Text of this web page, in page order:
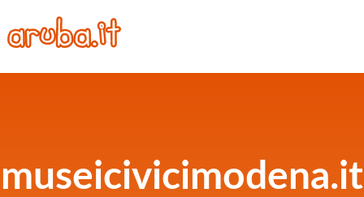
museicivicimodena.it